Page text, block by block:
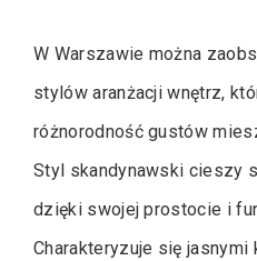
W Warszawie można
stylów aranżacji wnętrz,
różnorodność gustów
Styl skandynawski cieszy
dzięki swojej prostocie i
Charakteryzuje się jasnymi